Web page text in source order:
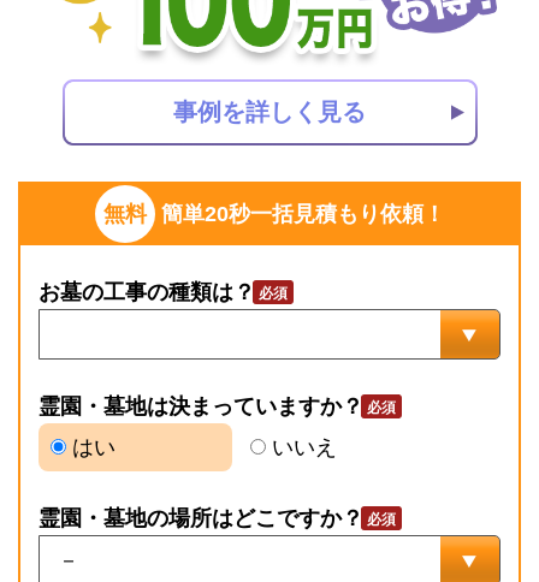
無料 簡単20秒一括見積もり依頼！
お墓の工事の種類は？
霊園・墓地は決まっていますか？
はい
いいえ
霊園・墓地の場所はどこですか？
事例を詳しく見る